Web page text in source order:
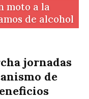
moto a la
de alcohol
jornadas
de